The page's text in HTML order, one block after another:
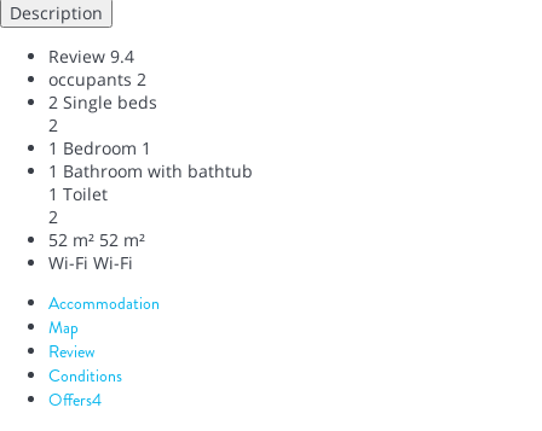
Description
Review 9.4
occupants 2
2 Single beds
2
1 Bedroom 1
1 Bathroom with bathtub
1 Toilet
2
52 m² 52 m²
Wi-Fi Wi-Fi
Accommodation
Map
Review
Conditions
Offers4